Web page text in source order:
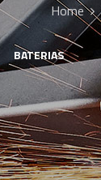
Home
BATERIAS